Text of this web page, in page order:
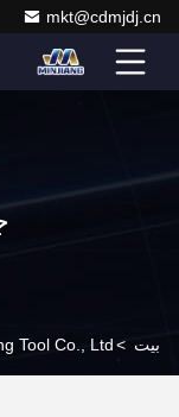
mkt@cdmjdj.cn
بيت >